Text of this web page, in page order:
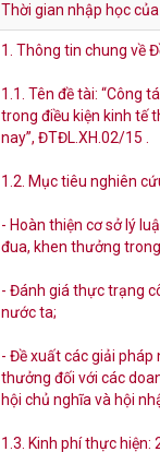
Thời gian nhập học
1. Thông tin chung về
1.1. Tên đề tài: “Công
trong điều kiện kinh tế
nay”, ĐTĐL.XH.02/15 .
1.2. Mục tiêu nghiên
- Hoàn thiện cơ sở lý
đua, khen thưởng
- Đánh giá thực trạng
nước ta;
- Đề xuất các giải pháp
thưởng đối với các
hội chủ nghĩa và hội
1.3. Kinh phí thực hiện: